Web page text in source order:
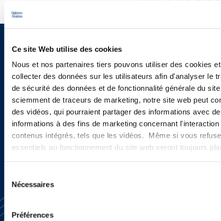
Ce site Web utilise des cookies
Nous et nos partenaires tiers pouvons utiliser des cookies
collecter des données sur les utilisateurs afin d'analyser le
de sécurité des données et de fonctionnalité générale du
sciemment de traceurs de marketing, notre site web peut
des vidéos, qui pourraient partager des informations avec
informations à des fins de marketing concernant
contenus intégrés, tels que les vidéos. Même si vous
essentiels au fonctionnement du site web seront toujours
consentement
Nécessaires
Préférences
Sign up to receive emails about
new developments and upcoming
programs.
SIGN UP NOW